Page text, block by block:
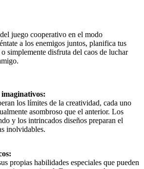
juego cooperativo en el modo
a los enemigos juntos, planifica tus
simplemente disfruta del caos de luchar
los límites de la creatividad, cada uno
asombroso que el anterior. Los
y los intrincados diseños preparan el
inolvidables.
propias habilidades especiales que pueden